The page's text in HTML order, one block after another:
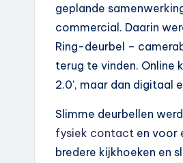
geplande
commercial. Daarin
Ring-deurbel –
terug te vinden. Online
2.0’, maar dan digitaal
Slimme deurbellen
fysiek contact en voor
bredere kijkhoeken en